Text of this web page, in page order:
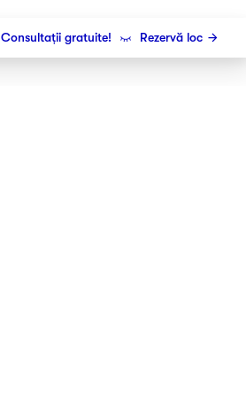
Consultații gratuite! Rezervă loc